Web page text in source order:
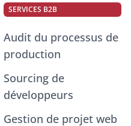
SERVICES B2B
Audit du processus de
production
Sourcing de
développeurs
Gestion de projet web